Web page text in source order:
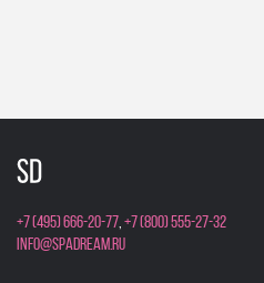
+7 (495) 666-20-77,+7 (800) 555-27-32
info@spadream.ru